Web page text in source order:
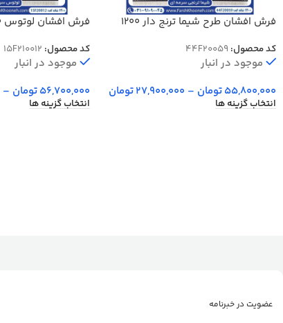
فرش افشان طرح شیما ترنج دار 1200
کد محصول: 44F20059
موجود در انبار
55,800,000تومان –
27,900,000تومان
انتخاب گزینه ها
کد محصول: 15F210012
موجود در انبار
56,700,000تومان –
انتخاب گزینه ها
عضویت در خبرنامه